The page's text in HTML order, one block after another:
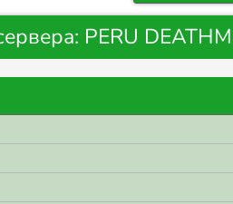
PERU